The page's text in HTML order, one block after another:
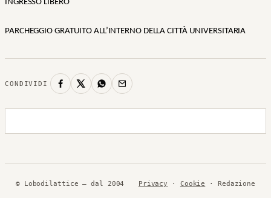
INGRESSO LIBERO
PARCHEGGIO GRATUITO ALL’INTERNO DELLA CITTÀ UNIVERSITARIA
CONDIVIDI
© Lobodilattice — dal 2004 Privacy · Cookie · Redazione